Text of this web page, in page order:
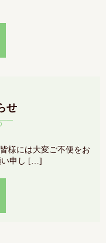
せ
様には大変ご不便をお
い申し […]